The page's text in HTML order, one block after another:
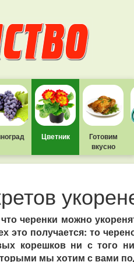
Цветник
Готовим
вкусно
что черенки можно
это получается: то
корешков ни с того
мы хотим с вами